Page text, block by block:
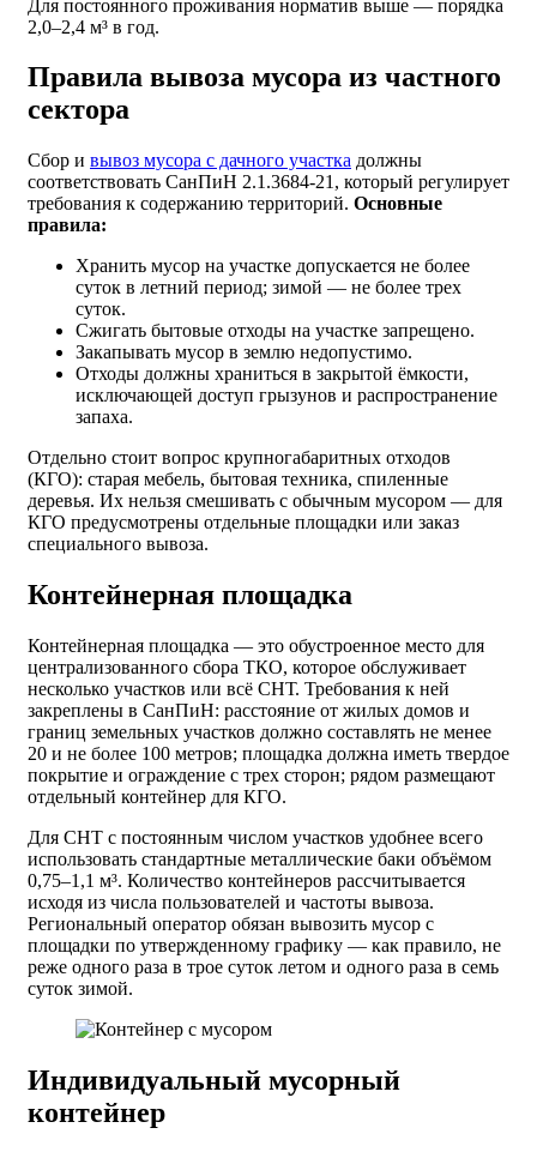
Для постоянного проживания норматив выше — порядка
2,0–2,4 м³ в год.
Правила вывоза мусора из частного
сектора
Сбор и вывоз мусора с дачного участка должны
соответствовать СанПиН 2.1.3684-21, который регулирует
требования к содержанию территорий. Основные
правила:
Хранить мусор на участке допускается не более
суток в летний период; зимой — не более трех
суток.
Сжигать бытовые отходы на участке запрещено.
Закапывать мусор в землю недопустимо.
Отходы должны храниться в закрытой ёмкости,
исключающей доступ грызунов и распространение
запаха.
Отдельно стоит вопрос крупногабаритных отходов
(КГО): старая мебель, бытовая техника, спиленные
деревья. Их нельзя смешивать с обычным мусором — для
КГО предусмотрены отдельные площадки или заказ
специального вывоза.
Контейнерная площадка
Контейнерная площадка — это обустроенное место для
централизованного сбора ТКО, которое обслуживает
несколько участков или всё СНТ. Требования к ней
закреплены в СанПиН: расстояние от жилых домов и
границ земельных участков должно составлять не менее
20 и не более 100 метров; площадка должна иметь твердое
покрытие и ограждение с трех сторон; рядом размещают
отдельный контейнер для КГО.
Для СНТ с постоянным числом участков удобнее всего
использовать стандартные металлические баки объёмом
0,75–1,1 м³. Количество контейнеров рассчитывается
исходя из числа пользователей и частоты вывоза.
Региональный оператор обязан вывозить мусор с
площадки по утвержденному графику — как правило, не
реже одного раза в трое суток летом и одного раза в семь
суток зимой.
Индивидуальный мусорный
контейнер